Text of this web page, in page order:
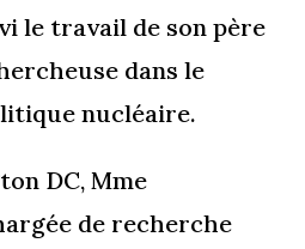
le travail de son père
dans le
nucléaire.
DC, Mme
de recherche